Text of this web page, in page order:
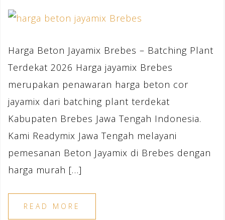
Harga Beton Jayamix Brebes – Batching Plant
Terdekat 2026 Harga jayamix Brebes
merupakan penawaran harga beton cor
jayamix dari batching plant terdekat
Kabupaten Brebes Jawa Tengah Indonesia.
Kami Readymix Jawa Tengah melayani
pemesanan Beton Jayamix di Brebes dengan
harga murah […]
READ MORE